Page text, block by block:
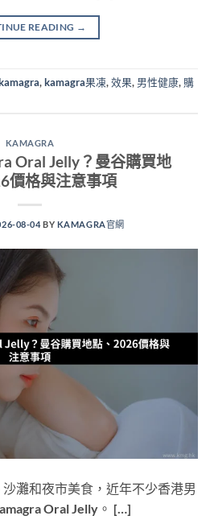
READING →
,kamagra果凍,效果, 男性健康, 購
KAMAGRA
Oral Jelly？曼谷購買地
價格與注意事項
08-04BY KAMAGRA官網
灘和夜市美食，近年不少香港男
Oral Jelly。 […]